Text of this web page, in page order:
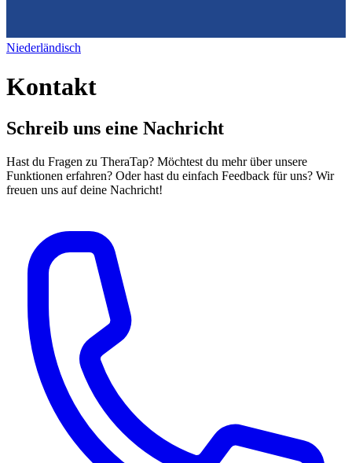
Niederländisch
Kontakt
Schreib uns eine Nachricht
Hast du Fragen zu TheraTap? Möchtest du mehr über unsere
Funktionen erfahren? Oder hast du einfach Feedback für uns? Wir
freuen uns auf deine Nachricht!